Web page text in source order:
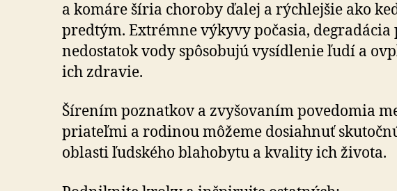
a komáre šíria choroby ďalej a rýchlejšie ako
predtým. Extrémne výkyvy počasia, degradácia
nedostatok vody spôsobujú vysídlenie ľudí a
ich zdravie.
Šírením poznatkov a zvyšovaním povedomia
priateľmi a rodinou môžeme dosiahnuť
oblasti ľudského blahobytu a kvality ich života.